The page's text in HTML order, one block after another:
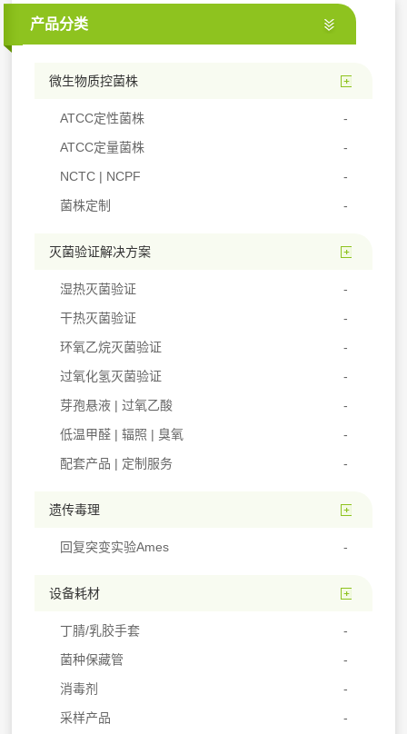
产品分类
微生物质控菌株
ATCC定性菌株
ATCC定量菌株
NCTC | NCPF
菌株定制
灭菌验证解决方案
湿热灭菌验证
干热灭菌验证
环氧乙烷灭菌验证
过氧化氢灭菌验证
芽孢悬液 | 过氧乙酸
低温甲醛 | 辐照 | 臭氧
配套产品 | 定制服务
遗传毒理
回复突变实验Ames
设备耗材
丁腈/乳胶手套
菌种保藏管
消毒剂
采样产品